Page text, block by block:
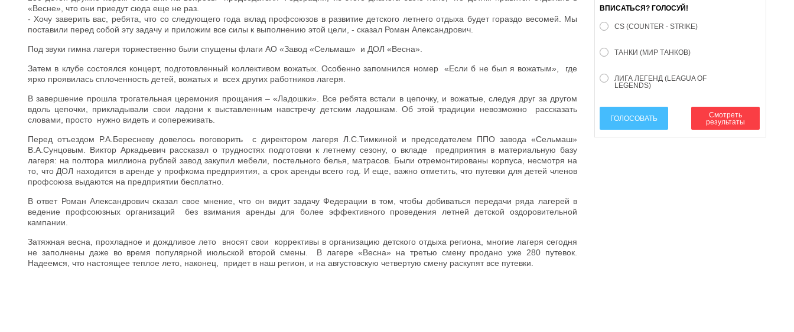
«Весне», что они приедут сюда еще не раз.
- Хочу заверить вас, ребята, что со следующего года вклад профсоюзов в развитие детского летнего отдыха будет гораздо весомей. Мы
поставили перед собой эту задачу и приложим все силы к выполнению этой цели, - сказал Роман Александрович.
Под звуки гимна лагеря торжественно были спущены флаги АО «Завод «Сельмаш» и ДОЛ «Весна».
Затем в клубе состоялся концерт, подготовленный коллективом вожатых. Особенно запомнился номер «Если б не был я вожатым», где
ярко проявилась сплоченность детей, вожатых и всех других работников лагеря.
В завершение прошла трогательная церемония прощания – «Ладошки». Все ребята встали в цепочку, и вожатые, следуя друг за другом
вдоль цепочки, прикладывали свои ладони к выставленным навстречу детским ладошкам. Об этой традиции невозможно рассказать
словами, просто нужно видеть и сопереживать.
Перед отъездом Р.А.Бересневу довелось поговорить с директором лагеря Л.С.Тимкиной и председателем ППО завода «Сельмаш»
В.А.Сунцовым. Виктор Аркадьевич рассказал о трудностях подготовки к летнему сезону, о вкладе предприятия в материальную базу
лагеря: на полтора миллиона рублей завод закупил мебели, постельного белья, матрасов. Были отремонтированы корпуса, несмотря на
то, что ДОЛ находится в аренде у профкома предприятия, а срок аренды всего год. И еще, важно отметить, что путевки для детей членов
профсоюза выдаются на предприятии бесплатно.
В ответ Роман Александрович сказал свое мнение, что он видит задачу Федерации в том, чтобы добиваться передачи ряда лагерей в
ведение профсоюзных организаций без взимания аренды для более эффективного проведения летней детской оздоровительной
кампании.
Затяжная весна, прохладное и дождливое лето вносят свои коррективы в организацию детского отдыха региона, многие лагеря сегодня
не заполнены даже во время популярной июльской второй смены. В лагере «Весна» на третью смену продано уже 280 путевок.
Надеемся, что настоящее теплое лето, наконец, придет в наш регион, и на августовскую четвертую смену раскупят все путевки.
ВПИСАТЬСЯ? ГОЛОСУЙ!
CS (COUNTER - STRIKE)
ТАНКИ (МИР ТАНКОВ)
ЛИГА ЛЕГЕНД (LEAGUA OF
LEGENDS)
ГОЛОСОВАТЬ
Смотреть
результаты